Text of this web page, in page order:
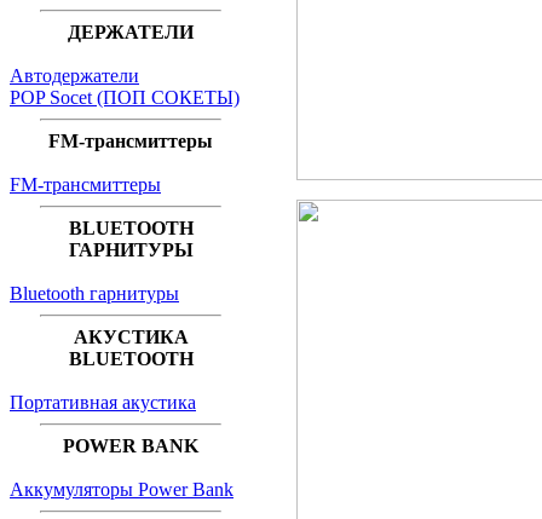
ДЕРЖАТЕЛИ
Автодержатели
POP Socet (ПОП СОКЕТЫ)
FM-трансмиттеры
FM-трансмиттеры
BLUETOOTH
ГАРНИТУРЫ
Bluetooth гарнитуры
АКУСТИКА
BLUETOOTH
Портативная акустика
POWER BANK
Аккумуляторы Power Bank